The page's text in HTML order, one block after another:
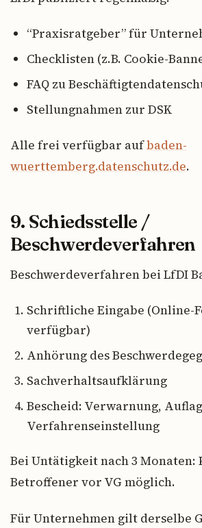
“Praxisratgeber” für
Checklisten (z.B. Cookie-
FAQ zu
Stellungnahmen zur DSK
Alle frei verfügbar aufbaden-
wuerttemberg.datenschutz.de.
9. Schiedsstelle /
Beschwerdeverfahren
Beschwerdeverfahren bei LfDI
Schriftliche Eingabe (Online-
verfügbar)
Anhörung des
Sachverhaltsaufklärung
Bescheid: Verwarnung,
Verfahrenseinstellung
Bei Untätigkeit nach 3 Monaten:
Betroffener vor VG möglich.
Für Unternehmen gilt derselbe